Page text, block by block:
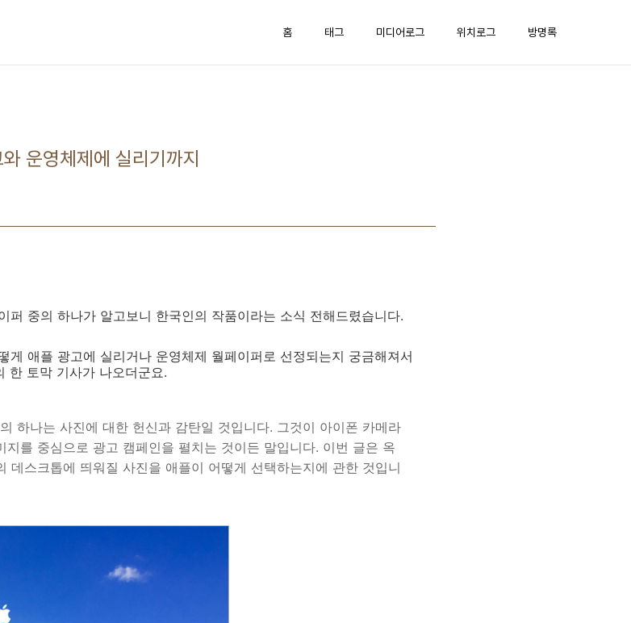
홈 태그 미디어로그 위치로그 방명록
운영체제에 실리기까지
퍼 중의 하나가 알고보니 한국인의 작품이라는 소식 전해드렸습니다.
게 애플 광고에 실리거나 운영체제 월페이퍼로 선정되는지 궁금해져서
한 토막 기사가 나오더군요.
하나는 사진에 대한 헌신과 감탄일 것입니다. 그것이 아이폰 카메라
를 중심으로 광고 캠페인을 펼치는 것이든 말입니다. 이번 글은 옥
데스크톱에 띄워질 사진을 애플이 어떻게 선택하는지에 관한 것입니